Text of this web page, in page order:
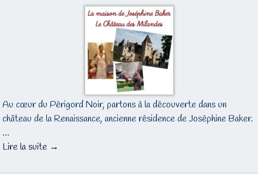
Au cœur du Périgord Noir, partons à la découverte dans un
château de la Renaissance, ancienne résidence de Joséphine Baker.
…
Lire la suite →